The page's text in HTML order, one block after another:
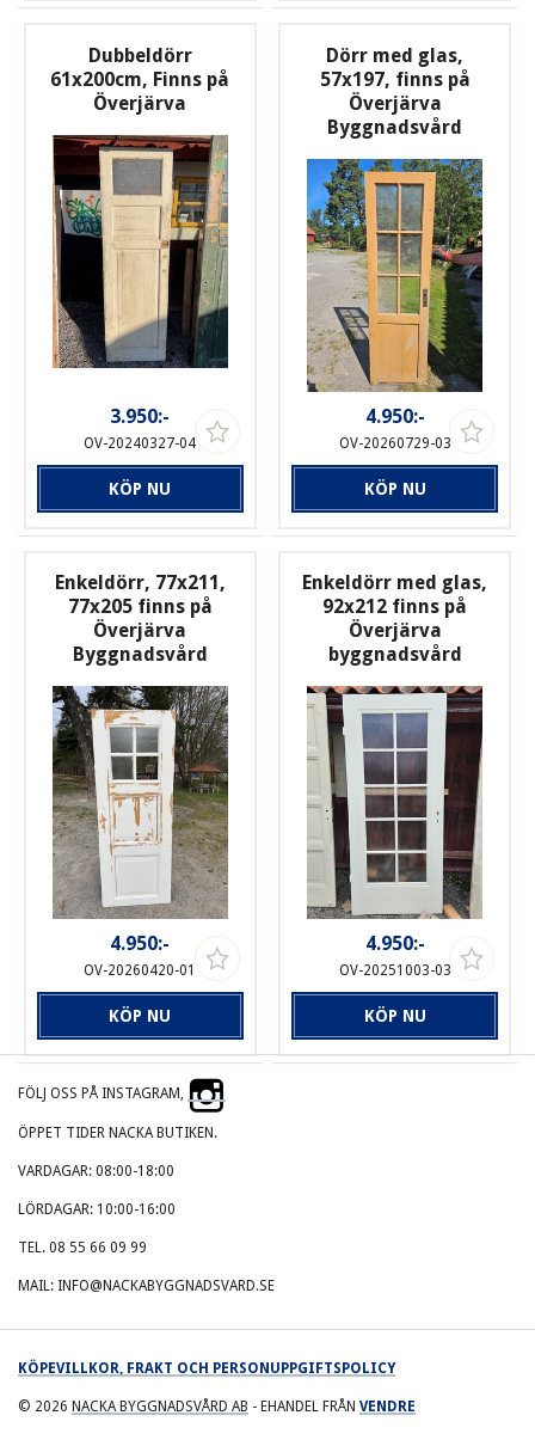
Dubbeldörr
61x200cm, Finns på
Överjärva
3.950:-
OV-20240327-04
KÖP NU
Dörr med glas,
57x197, finns på
Överjärva
Byggnadsvård
4.950:-
OV-20260729-03
KÖP NU
Enkeldörr, 77x211,
77x205 finns på
Överjärva
Byggnadsvård
4.950:-
OV-20260420-01
KÖP NU
Enkeldörr med glas,
92x212 finns på
Överjärva
byggnadsvård
4.950:-
OV-20251003-03
KÖP NU
FÖLJ OSS PÅ INSTAGRAM,
ÖPPET TIDER NACKA BUTIKEN.
VARDAGAR: 08:00-18:00
LÖRDAGAR: 10:00-16:00
TEL. 08 55 66 09 99
MAIL: INFO@NACKABYGGNADSVARD.SE
KÖPEVILLKOR, FRAKT OCH PERSONUPPGIFTSPOLICY
© 2026 NACKA BYGGNADSVÅRD AB - EHANDEL FRÅN VENDRE